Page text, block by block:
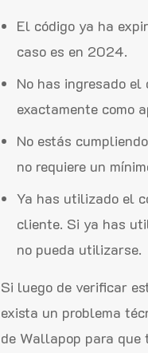
El código ya ha
caso es en 2024.
No has ingresado
exactamente como
No estás
no requiere un
Ya has utilizado el
cliente. Si ya has
no pueda utilizarse.
Si luego de verificar
exista un problema
de Wallapop para que